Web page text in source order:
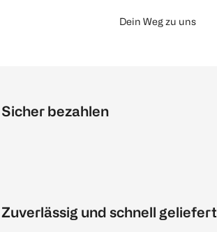
Dein Weg zu uns
Sicher bezahlen
Zuverlässig und schnell geliefert